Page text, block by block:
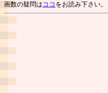
画数の疑問は ココ をお読み下さい。